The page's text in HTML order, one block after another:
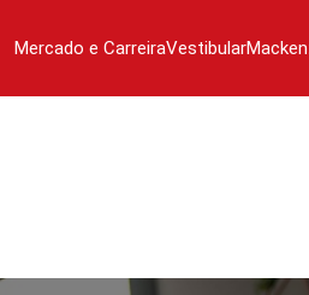
Mercado e CarreiraVestibular